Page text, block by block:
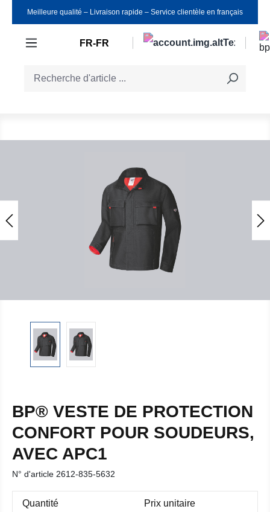
Passer au contenu principal
Meilleure qualité ‒ Livraison rapide ‒ Service clientèle en français
FR-FR
BP® VESTE DE PROTECTION
CONFORT POUR SOUDEURS,
AVEC APC1
N° d'article 2612-835-5632
Quantité Prix unitaire